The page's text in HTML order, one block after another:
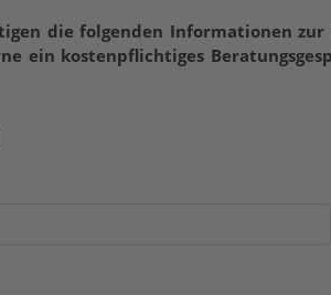
die folgenden Informationen
ein kostenpflichtiges